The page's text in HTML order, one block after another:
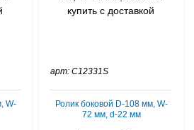
W-
арт: C12331S
Ролик боковой D-108 мм, W-
72 мм, d-22 мм